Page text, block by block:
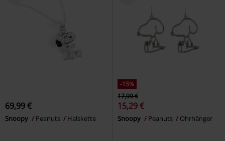
69,99 €
Snoopy Peanuts Halskette
-15%
17,99 €
15,29 €
Snoopy Peanuts Ohrhänger